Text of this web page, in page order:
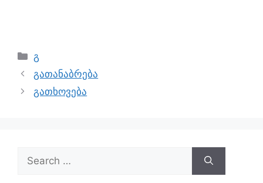
გ
გათანაბრება
გათხოვება